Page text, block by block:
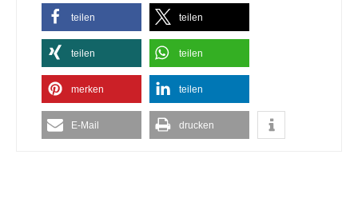
teilen teilen
teilen teilen
merken teilen
E-Mail drucken